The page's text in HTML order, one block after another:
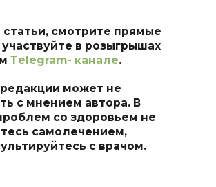
статьи, смотрите прямые
в розыгрышах
Тelegram- канале.
может не
с мнением автора. В
со здоровьем не
самолечением,
с врачом.